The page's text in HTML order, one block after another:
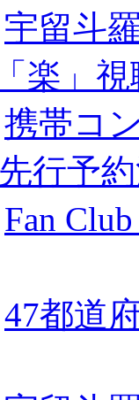
宇留斗
楽」
携帯コ
行予
Fan
47都道